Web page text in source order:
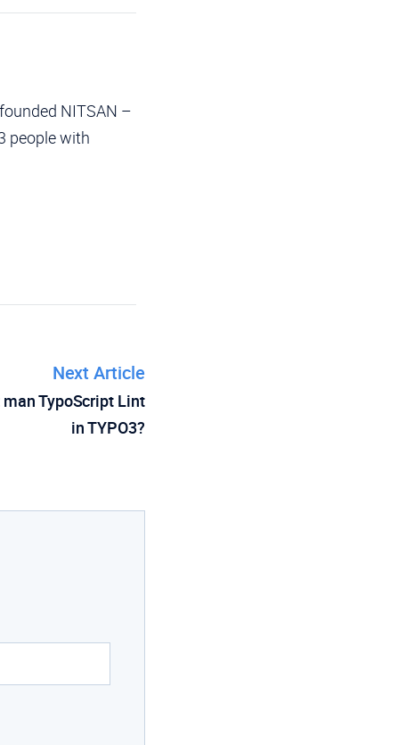
NITSAN –
people with
Next Article
TypoScript Lint
in TYPO3?